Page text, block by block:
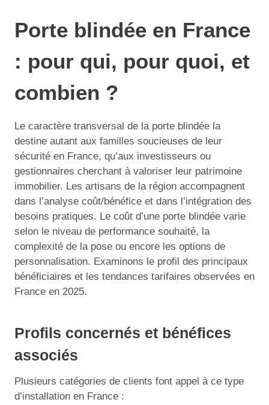
Porte blindée en France
: pour qui, pour quoi, et
combien ?
Le caractère transversal de la porte blindée la
destine autant aux familles soucieuses de leur
sécurité en France, qu’aux investisseurs ou
gestionnaires cherchant à valoriser leur patrimoine
immobilier. Les artisans de la région accompagnent
dans l’analyse coût/bénéfice et dans l’intégration des
besoins pratiques. Le coût d’une porte blindée varie
selon le niveau de performance souhaité, la
complexité de la pose ou encore les options de
personnalisation. Examinons le profil des principaux
bénéficiaires et les tendances tarifaires observées en
France en 2025.
Profils concernés et bénéfices
associés
Plusieurs catégories de clients font appel à ce type
d’installation en France :